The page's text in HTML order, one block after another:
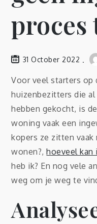
proces
31 October 2022
Voor veel starters op
huizenbezitters die
hebben gekocht, is
woning vaak een
kopers ze zitten
wonen?,hoeveel kan
heb ik? En nog vele
weg om je weg te